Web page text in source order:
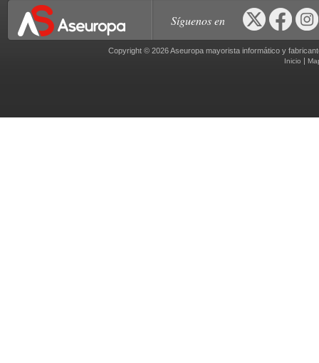
Síguenos en
Copyright © 2026 Aseuropa mayorista informático y
Inicio |